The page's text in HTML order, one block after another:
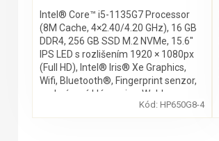
Intel® Core™ i5-1135G7 Processor
(8M Cache, 4×2.40/4.20 GHz), 16 GB
DDR4, 256 GB SSD M.2 NVMe, 15.6″
IPS LED s rozlišením 1920 × 1080px
(Full HD), Intel® Iris® Xe Graphics,
Wifi, Bluetooth®, Fingerprint senzor,
podsvícená klávesnice, Webkamera,
Kód:HP650G8-4